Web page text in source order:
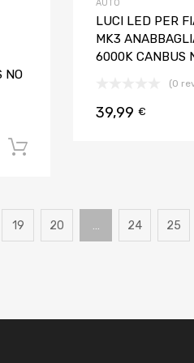
NO
AUTO
LUCI LED PER
MK3
6000K CANBUS
(0
39,99 €
19 20 … 24 25